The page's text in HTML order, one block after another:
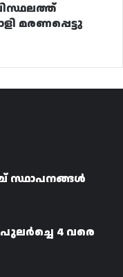
മരണപ്പെട്ടു
സ്ഥാപനങ്ങൾ
4 വരെ